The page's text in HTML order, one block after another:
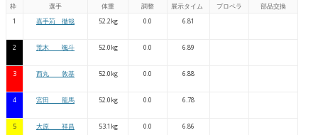
枠 選手 体重 調整 展示タイム プロペラ
部品交換
1
嘉手苅 徹哉 52.2kg 0.0 6.81
2 荒木 颯斗 52.0kg 0.0 6.89
3 西丸 敦基 52.0kg 0.0 6.88
4 宮田 龍馬 52.0kg 0.0 6.78
5 大原 祥昌 53.1kg 0.0 6.86